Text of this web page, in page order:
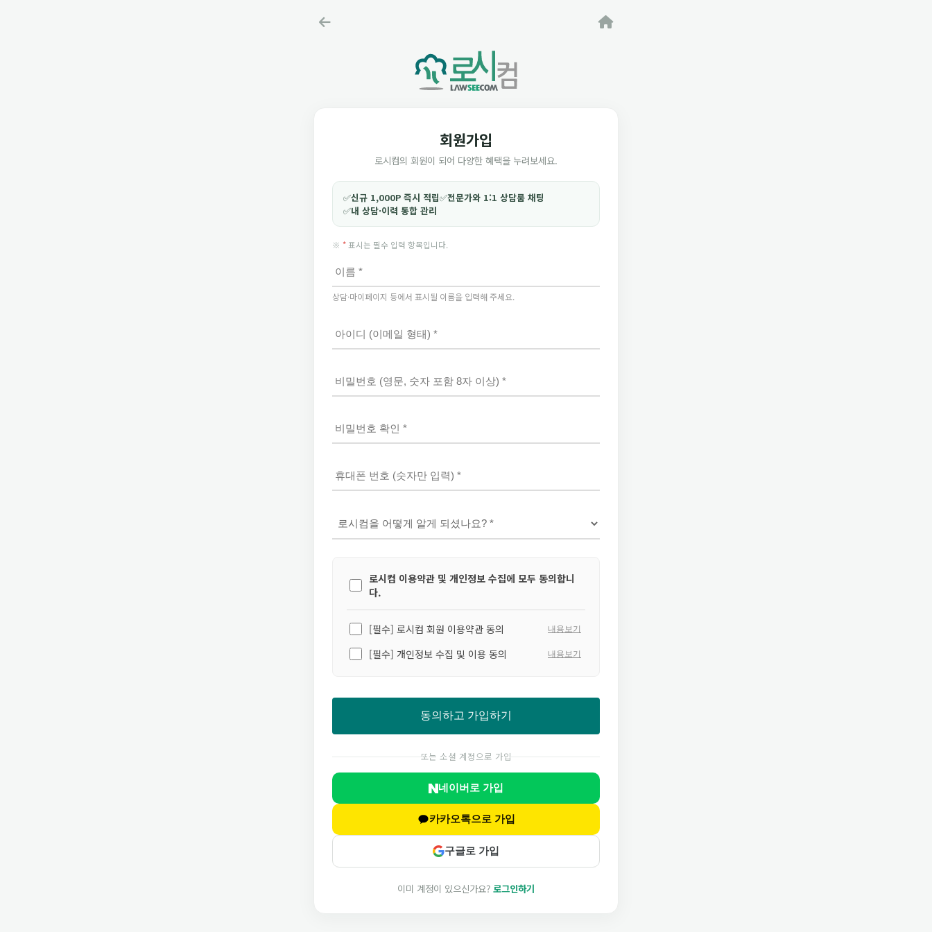
회원가입
로시컴의 회원이 되어 다양한 혜택을 누려보세요.
✅신규 1,000P 즉시 적립✅전문가와 1:1 상담룸 채팅
✅내 상담·이력 통합 관리
※ * 표시는 필수 입력 항목입니다.
상담·마이페이지 등에서 표시될 이름을 입력해 주세요.
로시컴 이용약관 및 개인정보 수집에 모두 동의합니
다.
[필수] 로시컴 회원 이용약관 동의 내용보기
[필수] 개인정보 수집 및 이용 동의 내용보기
동의하고 가입하기
또는 소셜 계정으로 가입
네이버로 가입
카카오톡으로 가입
구글로 가입
이미 계정이 있으신가요? 로그인하기